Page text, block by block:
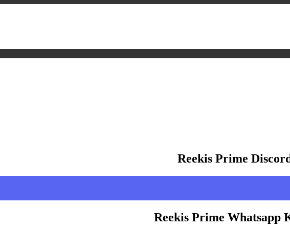
Reekis Prime
Reekis Prime Whatsapp